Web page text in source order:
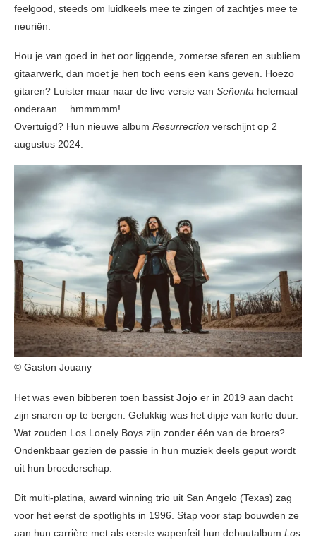
feelgood, steeds om luidkeels mee te zingen of zachtjes mee te
neuriën.
Hou je van goed in het oor liggende, zomerse sferen en subliem
gitaarwerk, dan moet je hen toch eens een kans geven. Hoezo
gitaren? Luister maar naar de live versie van Señorita helemaal
onderaan… hmmmmm!
Overtuigd? Hun nieuwe album Resurrection verschijnt op 2
augustus 2024.
© Gaston Jouany
Het was even bibberen toen bassist Jojo er in 2019 aan dacht
zijn snaren op te bergen. Gelukkig was het dipje van korte duur.
Wat zouden Los Lonely Boys zijn zonder één van de broers?
Ondenkbaar gezien de passie in hun muziek deels geput wordt
uit hun broederschap.
Dit multi-platina, award winning trio uit San Angelo (Texas) zag
voor het eerst de spotlights in 1996. Stap voor stap bouwden ze
aan hun carrière met als eerste wapenfeit hun debuutalbum Los